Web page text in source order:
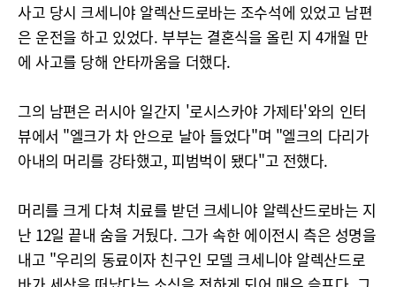
사고 당시 크세니야 알렉산드로바는 조수석에 있었고 남편
은 운전을 하고 있었다. 부부는 결혼식을 올린 지 4개월 만
에 사고를 당해 안타까움을 더했다.
그의 남편은 러시아 일간지 '로시스카야 가제타'와의 인터
뷰에서 "엘크가 차 안으로 날아 들었다"며 "엘크의 다리가
아내의 머리를 강타했고, 피범벅이 됐다"고 전했다.
머리를 크게 다쳐 치료를 받던 크세니야 알렉산드로바는 지
난 12일 끝내 숨을 거뒀다. 그가 속한 에이전시 측은 성명을
내고 "우리의 동료이자 친구인 모델 크세니야 알렉산드로